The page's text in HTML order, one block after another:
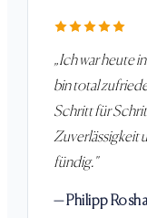
„Ich war heute
bin total
Schritt für
Zuverlässigkeit
fündig."
— Philipp